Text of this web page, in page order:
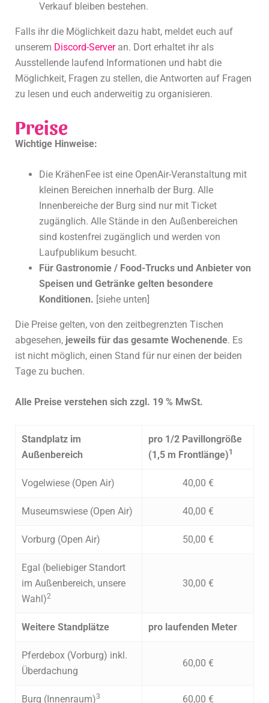
Verkauf bleiben bestehen.
Falls ihr die Möglichkeit dazu habt, meldet euch auf
unserem Discord-Serveran. Dort erhaltet ihr als
Ausstellende laufend Informationen und habt die
Möglichkeit, Fragen zu stellen, die Antworten auf Fragen
zu lesen und euch anderweitig zu organisieren.
Preise
Wichtige Hinweise:
Die KrähenFee ist eine OpenAir-Veranstaltung mit
kleinen Bereichen innerhalb der Burg. Alle
Innenbereiche der Burg sind nur mit Ticket
zugänglich. Alle Stände in den Außenbereichen
sind kostenfrei zugänglich und werden von
Laufpublikum besucht.
Für Gastronomie / Food-Trucks und Anbieter von
Speisen und Getränke gelten besondere
Konditionen. [siehe unten]
Die Preise gelten, von den zeitbegrenzten Tischen
abgesehen, jeweils für das gesamte Wochenende. Es
ist nicht möglich, einen Stand für nur einen der beiden
Tage zu buchen.
Alle Preise verstehen sich zzgl. 19 % MwSt.
Standplatz im
Außenbereich
pro 1/2 Pavillongröße
(1,5 m Frontlänge)1
Vogelwiese (Open Air) 40,00 €
Museumswiese (Open Air) 40,00 €
Vorburg (Open Air) 50,00 €
Egal (beliebiger Standort
im Außenbereich, unsere
Wahl)2
30,00 €
Weitere Standplätze pro laufenden Meter
Pferdebox (Vorburg) inkl.
Überdachung
60,00 €
Burg (Innenraum)3 60,00 €